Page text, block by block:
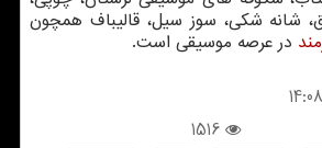
شانه شكی، سوز سیل، قالیباف همچون
در عرصه موسیقی است.
1516